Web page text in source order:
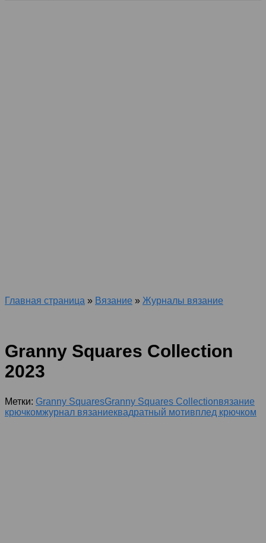
Главная страница » Вязание » Журналы вязание
Granny Squares Collection
2023
Метки: Granny SquaresGranny Squares Collectionвязание
крючкомжурнал вязаниеквадратный мотивплед крючком